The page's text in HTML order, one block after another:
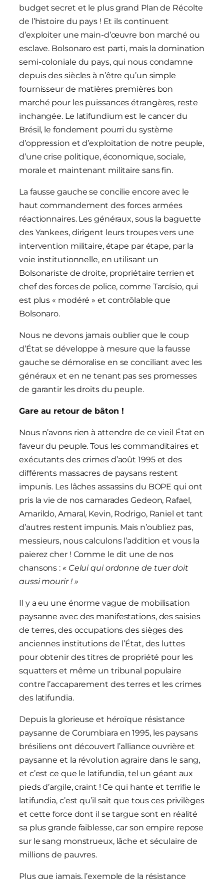
budget secret et le plus grand Plan de Récolte
de l’histoire du pays ! Et ils continuent
d’exploiter une main-d’œuvre bon marché ou
esclave. Bolsonaro est parti, mais la domination
semi-coloniale du pays, qui nous condamne
depuis des siècles à n’être qu’un simple
fournisseur de matières premières bon
marché pour les puissances étrangères, reste
inchangée. Le latifundium est le cancer du
Brésil, le fondement pourri du système
d’oppression et d’exploitation de notre peuple,
d’une crise politique, économique, sociale,
morale et maintenant militaire sans fin.
La fausse gauche se concilie encore avec le
haut commandement des forces armées
réactionnaires. Les généraux, sous la baguette
des Yankees, dirigent leurs troupes vers une
intervention militaire, étape par étape, par la
voie institutionnelle, en utilisant un
Bolsonariste de droite, propriétaire terrien et
chef des forces de police, comme Tarcísio, qui
est plus « modéré » et contrôlable que
Bolsonaro.
Nous ne devons jamais oublier que le coup
d’État se développe à mesure que la fausse
gauche se démoralise en se conciliant avec les
généraux et en ne tenant pas ses promesses
de garantir les droits du peuple.
Gare au retour de bâton !
Nous n’avons rien à attendre de ce vieil État en
faveur du peuple. Tous les commanditaires et
exécutants des crimes d’août 1995 et des
différents massacres de paysans restent
impunis. Les lâches assassins du BOPE qui ont
pris la vie de nos camarades Gedeon, Rafael,
Amarildo, Amaral, Kevin, Rodrigo, Raniel et tant
d’autres restent impunis. Mais n’oubliez pas,
messieurs, nous calculons l’addition et vous la
paierez cher ! Comme le dit une de nos
chansons : « Celui qui ordonne de tuer doit
aussi mourir ! »
Il y a eu une énorme vague de mobilisation
paysanne avec des manifestations, des saisies
de terres, des occupations des sièges des
anciennes institutions de l’État, des luttes
pour obtenir des titres de propriété pour les
squatters et même un tribunal populaire
contre l’accaparement des terres et les crimes
des latifundia.
Depuis la glorieuse et héroïque résistance
paysanne de Corumbiara en 1995, les paysans
brésiliens ont découvert l’alliance ouvrière et
paysanne et la révolution agraire dans le sang,
et c’est ce que le latifundia, tel un géant aux
pieds d’argile, craint ! Ce qui hante et terrifie le
latifundia, c’est qu’il sait que tous ces privilèges
et cette force dont il se targue sont en réalité
sa plus grande faiblesse, car son empire repose
sur le sang monstrueux, lâche et séculaire de
millions de pauvres.
Plus que jamais, l’exemple de la résistance